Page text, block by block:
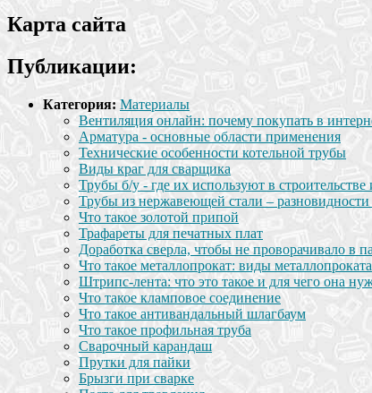
Карта сайта
Публикации:
Категория: Материалы
Вентиляция онлайн: почему покупать в
Арматура - основные области применения
Технические особенности котельной трубы
Виды краг для сварщика
Трубы б/у - где их используют в строительстве
Трубы из нержавеющей стали –
Что такое золотой припой
Трафареты для печатных плат
Доработка сверла, чтобы не проворачивало в
Что такое металлопрокат: виды металлопроката
Штрипс-лента: что это такое и для чего она
Что такое кламповое соединение
Что такое антивандальный шлагбаум
Что такое профильная труба
Сварочный карандаш
Прутки для пайки
Брызги при сварке